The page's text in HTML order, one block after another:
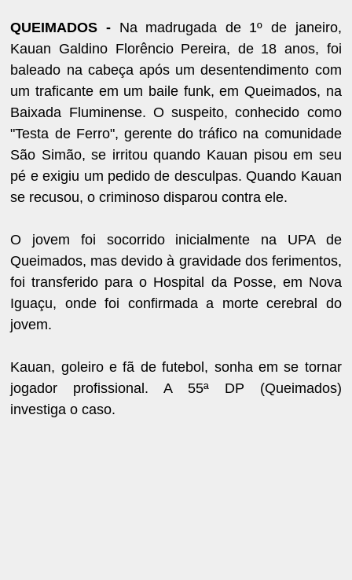
QUEIMADOS - Na madrugada de 1º de janeiro,
Kauan Galdino Florêncio Pereira, de 18 anos, foi
baleado na cabeça após um desentendimento com
um traficante em um baile funk, em Queimados, na
Baixada Fluminense. O suspeito, conhecido como
"Testa de Ferro", gerente do tráfico na comunidade
São Simão, se irritou quando Kauan pisou em seu
pé e exigiu um pedido de desculpas. Quando Kauan
se recusou, o criminoso disparou contra ele.
O jovem foi socorrido inicialmente na UPA de
Queimados, mas devido à gravidade dos ferimentos,
foi transferido para o Hospital da Posse, em Nova
Iguaçu, onde foi confirmada a morte cerebral do
jovem.
Kauan, goleiro e fã de futebol, sonha em se tornar
jogador profissional. A 55ª DP (Queimados)
investiga o caso.